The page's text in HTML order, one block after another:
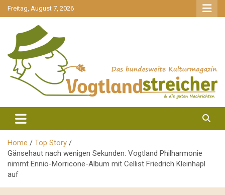
gehe
zum
Freitag, August 7, 2026
Vogtlandstreicher
Home
Top Story
Gänsehaut nach wenigen Sekunden: Vogtland Philharmonie
nimmt Ennio-Morricone-Album mit Cellist Friedrich Kleinhapl
auf